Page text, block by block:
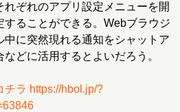
れぞれのアプリ設定メニューを開
することができる。Webブラウジ
中に突然現れる通知をシャットア
などに活用するとよいだろう。
ラ https://hbol.jp/?